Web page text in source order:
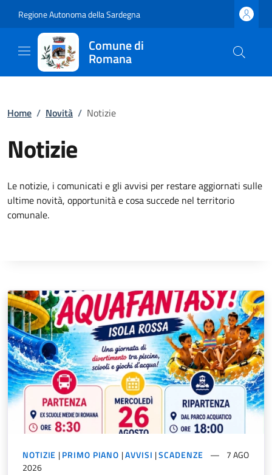
Regione Autonoma della Sardegna
Comune di
Romana
Home / Novità / Notizie
Notizie
Le notizie, i comunicati e gli avvisi per restare aggiornati sulle
ultime novità, opportunità e cosa succede nel territorio
comunale.
NOTIZIE |PRIMO PIANO |AVVISI |SCADENZE
7 AGO
2026